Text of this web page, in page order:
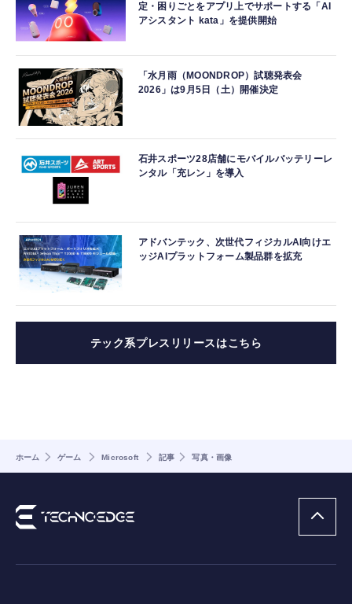
定・困りごとをアプリ上でサポートする「AI
アシスタント kata」を提供開始
「水月雨（MOONDROP）試聴発表会
2026」は9月5日（土）開催決定
石井スポーツ28店舗にモバイルバッテリーレ
ンタル「充レン」を導入
アドバンテック、次世代フィジカルAI向けエ
ッジAIプラットフォーム製品群を拡充
テック系プレスリリースはこちら
ホーム ゲーム Microsoft 記事 写真・画像